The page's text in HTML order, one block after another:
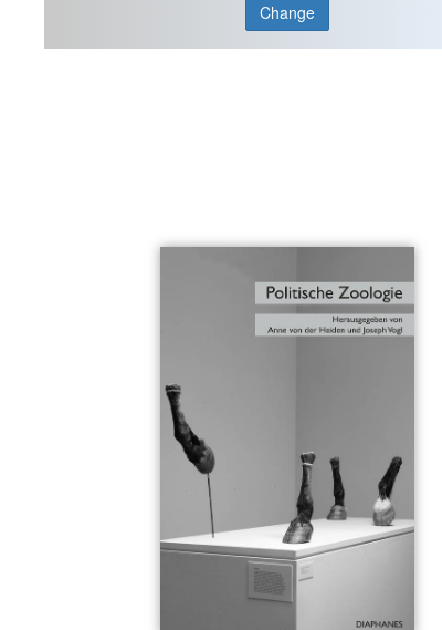
Change